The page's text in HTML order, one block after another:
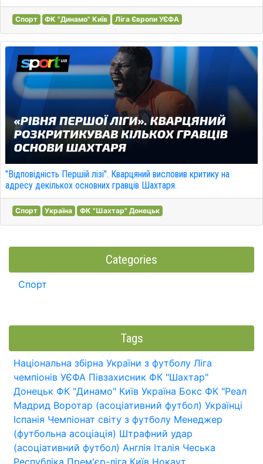
Спорт ФК "Динамо" Київ Ліга Європи УЄФА
"Відповідність Першій лізі". Кварцяний висловив критику на
адресу декількох основних гравців Шахтаря.
Спорт Україна ФК "Шахтар" Донецьк
Categories
Спорт
Tags
Національна збірна України з футболу Ліга
чемпіонів УЄФА Півзахисник ФК "Шахтар"
Донецьк ФК "Динамо" Київ Україна Бокс ФК "Реал
Мадрид Воротар (асоціативний футбол) Українці
Іспанія Чемпіонат світу з футболу Менеджер
(футбольна асоціація) Штрафний удар
(асоціативний футбол) Англія Італія Чеська
Республіка Прем'єр-ліга Київ Нокаут